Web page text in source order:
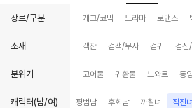
장르/구분 개그/코믹 드라마 로맨스
소재 객잔 검객/무사 검귀 검신
분위기 고어물 귀환물 느와르 동
캐릭터(남/여)
집착남 철벽남 평범남 후회남 까칠녀 직진녀